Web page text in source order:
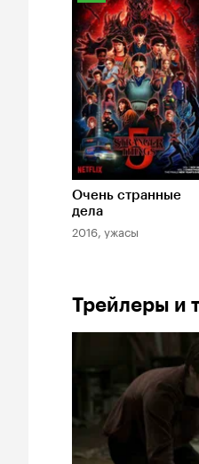
Кинопоиска
8.3
Очень странные
дела
2016, ужасы
Трейлеры и